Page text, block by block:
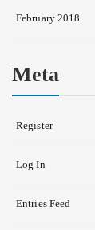
February 2018
Meta
Register
Log In
Entries Feed